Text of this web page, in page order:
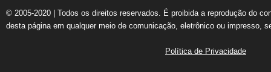
© 2005-2020 | Todos os direitos reservados. É proibida a reprodução do
desta página em qualquer meio de comunicação, eletrônico ou impresso,
Política de Privacidade